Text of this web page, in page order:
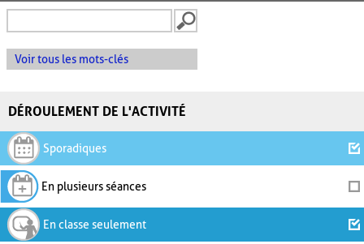
Voir tous les mots-clés
DÉROULEMENT DE L'ACTIVITÉ
Sporadiques
En plusieurs séances
En classe seulement